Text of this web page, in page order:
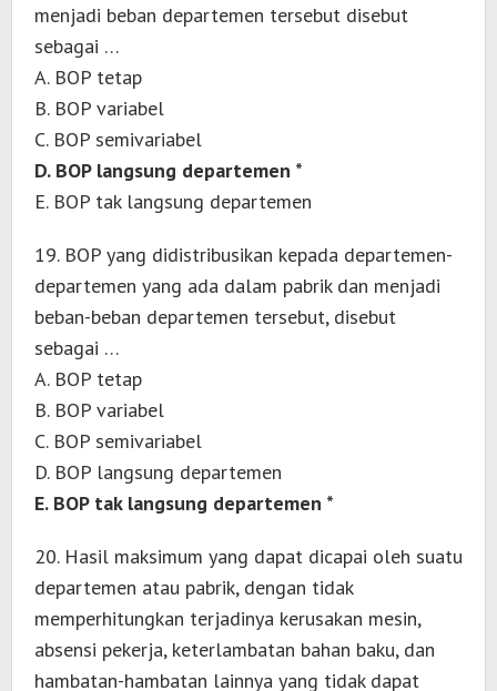
menjadi beban departemen tersebut disebut
sebagai …
A. BOP tetap
B. BOP variabel
C. BOP semivariabel
D. BOP langsung departemen *
E. BOP tak langsung departemen
19. BOP yang didistribusikan kepada departemen-
departemen yang ada dalam pabrik dan menjadi
beban-beban departemen tersebut, disebut
sebagai …
A. BOP tetap
B. BOP variabel
C. BOP semivariabel
D. BOP langsung departemen
E. BOP tak langsung departemen *
20. Hasil maksimum yang dapat dicapai oleh suatu
departemen atau pabrik, dengan tidak
memperhitungkan terjadinya kerusakan mesin,
absensi pekerja, keterlambatan bahan baku, dan
hambatan-hambatan lainnya yang tidak dapat